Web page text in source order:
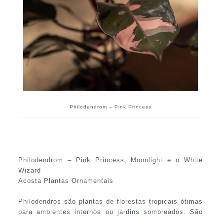
Philodendrom – Pink Princess
Philodendrom – Pink Princess, Moonlight e o White
Wizard
Acosta Plantas Ornamentais
Philodendros são plantas de florestas tropicais ótimas
para ambientes internos ou jardins sombreados. São